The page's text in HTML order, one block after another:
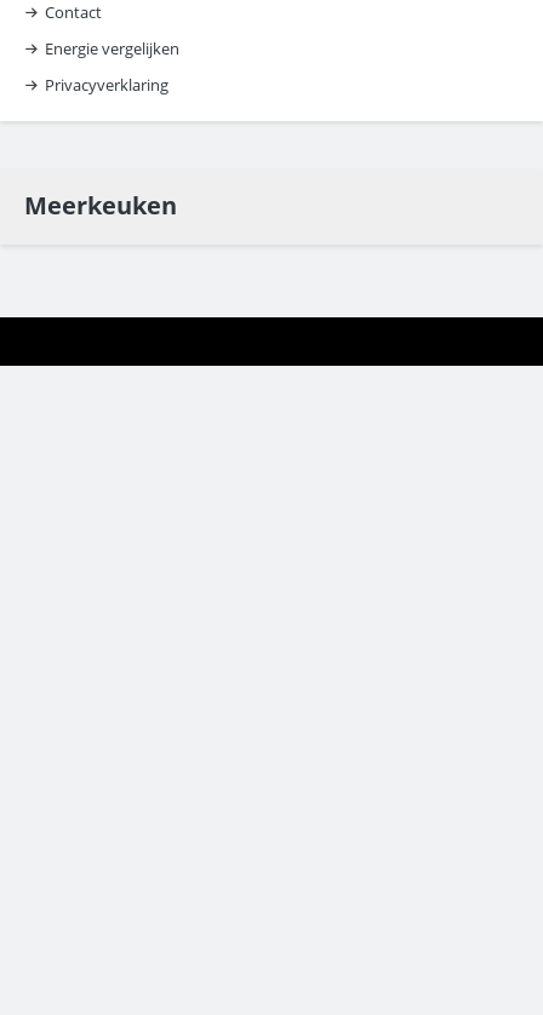
Contact
Energie vergelijken
Privacyverklaring
Meerkeuken